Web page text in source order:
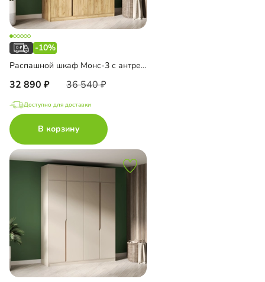
-10%
Распашной шкаф Монс-3 с антресолью
32 890 36 540
Доступно для доставки
В корзину